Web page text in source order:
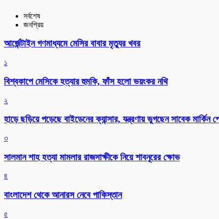
সর্বশেষ
জনপ্রিয়
আর্জেন্টাইন গণমাধ্যমে মেসির বাবার মৃত্যুর খবর
১
বিশ্বকাপে মেসিকে হত্যার হুমকি, ফাঁস হলো ভয়ংকর নথি
২
হাড়ে ছড়িয়ে পড়েছে বাইডেনের ক্যান্সার, যন্ত্রণায় ভুগছেন সাবেক মার্কিন
৩
সালমান শাহ হত্যা মামলার রাজসাক্ষীকে নিয়ে শাবনূরের ক্ষোভ
৪
বাংলাদেশ থেকে আনারস নেবে পাকিস্তান
৫